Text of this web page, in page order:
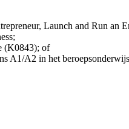
Launch and Run an
(K0843); of
A1/A2 in het